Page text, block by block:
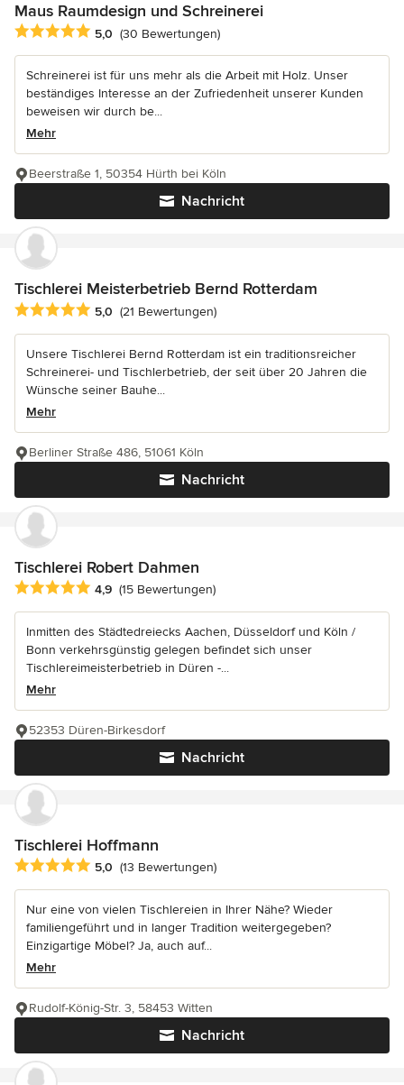
Maus Raumdesign und Schreinerei
Durchschnittliche Bewertung: 5 von 5 Sternen
5,0 (30 Bewertungen)
Schreinerei ist für uns mehr als die Arbeit mit Holz. Unser
beständiges Interesse an der Zufriedenheit unserer Kunden
beweisen wir durch be...
Mehr
Nachricht
Beerstraße 1, 50354 Hürth bei Köln
Tischlerei Meisterbetrieb Bernd Rotterdam
Durchschnittliche Bewertung: 5 von 5 Sternen
5,0 (21 Bewertungen)
Unsere Tischlerei Bernd Rotterdam ist ein traditionsreicher
Schreinerei- und Tischlerbetrieb, der seit über 20 Jahren die
Wünsche seiner Bauhe...
Mehr
Nachricht
Berliner Straße 486, 51061 Köln
Tischlerei Robert Dahmen
Durchschnittliche Bewertung: 4.9 von 5 Sternen
4,9 (15 Bewertungen)
Inmitten des Städtedreiecks Aachen, Düsseldorf und Köln /
Bonn verkehrsgünstig gelegen befindet sich unser
Tischlereimeisterbetrieb in Düren -...
Mehr
Nachricht
52353 Düren-Birkesdorf
Tischlerei Hoffmann
Durchschnittliche Bewertung: 5 von 5 Sternen
5,0 (13 Bewertungen)
Nur eine von vielen Tischlereien in Ihrer Nähe? Wieder
familiengeführt und in langer Tradition weitergegeben?
Einzigartige Möbel? Ja, auch auf...
Mehr
Nachricht
Rudolf-König-Str. 3, 58453 Witten